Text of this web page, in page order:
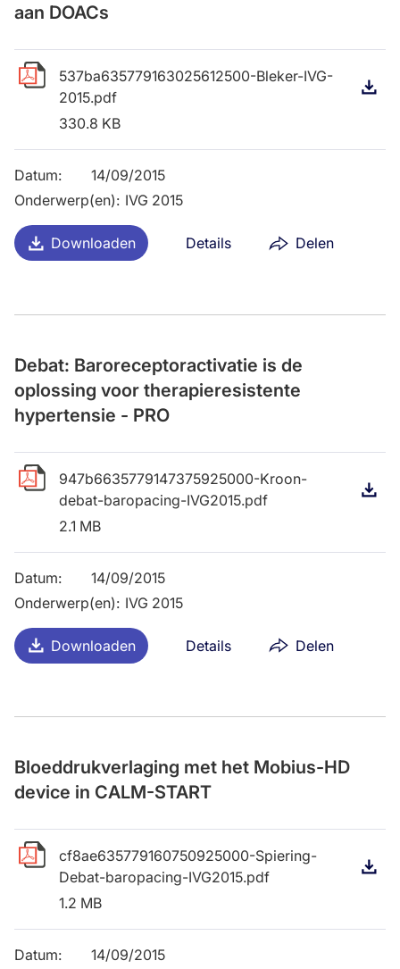
Downloaden Details Delen
aan DOACs
537ba635779163025612500-Bleker-IVG-
2015.pdf
330.8 KB
Datum:
14/09/2015
Onderwerp(en): IVG 2015
Downloaden Details Delen
Debat: Baroreceptoractivatie is de
oplossing voor therapieresistente
hypertensie - PRO
947b6635779147375925000-Kroon-
debat-baropacing-IVG2015.pdf
2.1 MB
Datum:
14/09/2015
Onderwerp(en): IVG 2015
Bloeddrukverlaging met het Mobius-HD
device in CALM-START
cf8ae635779160750925000-Spiering-
Debat-baropacing-IVG2015.pdf
1.2 MB
Datum:
14/09/2015